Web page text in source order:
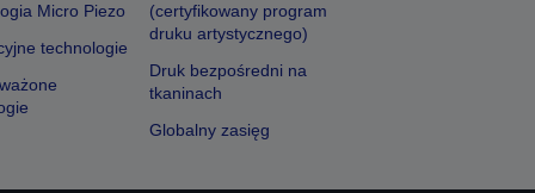
Micro Piezo
technologie
(certyfikowany program
druku artystycznego)
Druk bezpośredni na
tkaninach
Globalny zasięg